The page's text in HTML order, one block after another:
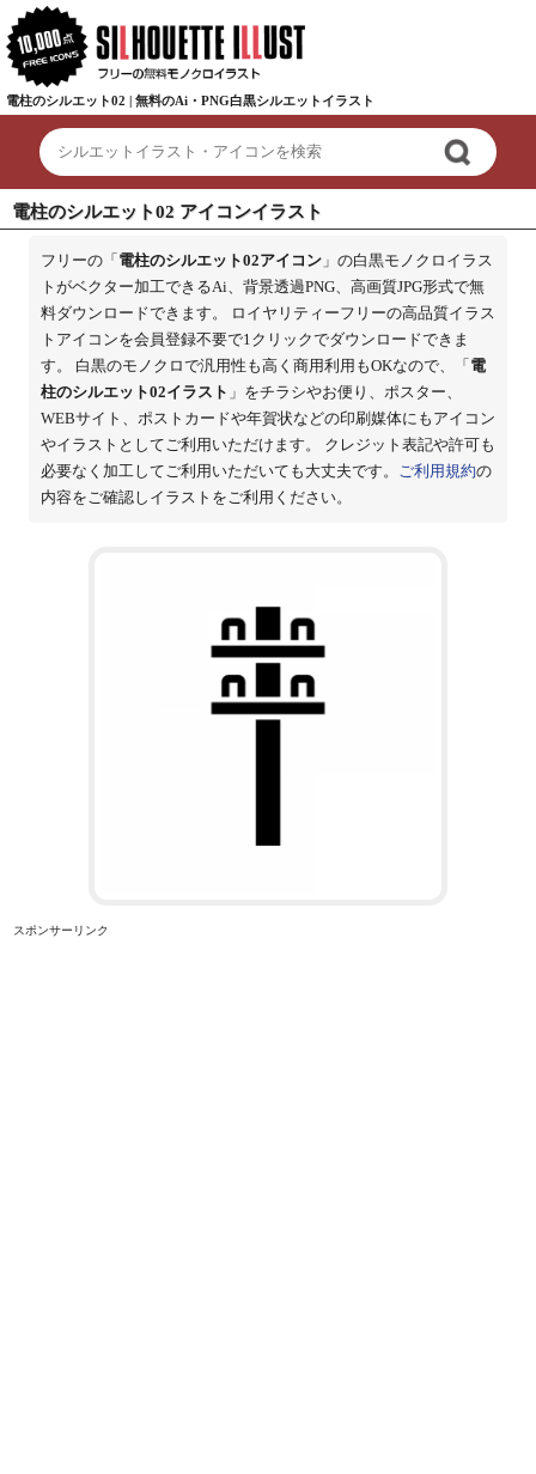
電柱のシルエット02 | 無料のAi・PNG白黒シルエットイラスト
電柱のシルエット02 アイコンイラスト
フリーの「 電柱のシルエット02アイコン」の白黒モノクロイラス
トがベクター加工できるAi、背景透過PNG、高画質JPG形式で無
料ダウンロードできます。 ロイヤリティーフリーの高品質イラス
トアイコンを会員登録不要で1クリックでダウンロードできま
す。 白黒のモノクロで汎用性も高く商用利用もOKなので、「 電
柱のシルエット02イラスト 」をチラシやお便り、ポスター、
WEBサイト、ポストカードや年賀状などの印刷媒体にもアイコン
やイラストとしてご利用いただけます。 クレジット表記や許可も
必要なく加工してご利用いただいても大丈夫です。 ご利用規約の
内容をご確認しイラストをご利用ください。
スポンサーリンク